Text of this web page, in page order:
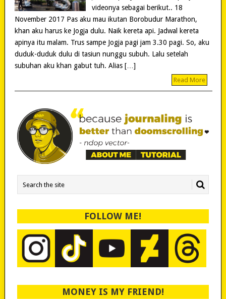
videonya sebagai berikut.. 18
November 2017 Pas aku mau ikutan Borobudur Marathon,
khan aku harus ke Jogja dulu. Naik kereta api. Jadwal kereta
apinya itu malam. Trus sampe Jogja pagi jam 3.30 pagi. So, aku
duduk-duduk dulu di tasiun nunggu subuh. Lalu setelah
subuhan aku khan gabut tuh. Alias […]
Read More
FOLLOW ME!
MONEY IS MY FRIEND!